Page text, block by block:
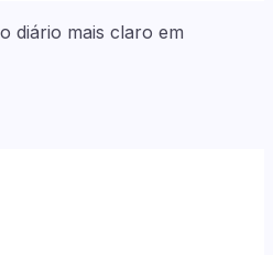
diário mais claro em